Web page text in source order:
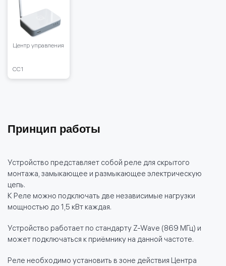
Центр управления
CC1
Принцип работы
Устройство представляет собой реле для скрытого
монтажа, замыкающее и размыкающее электрическую
цепь.
К Реле можно подключать две независимые нагрузки
мощностью до 1,5 кВт каждая.
Устройство работает по стандарту Z-Wave (869 МГц) и
может подключаться к приёмнику на данной частоте.
Реле необходимо установить в зоне действия Центра